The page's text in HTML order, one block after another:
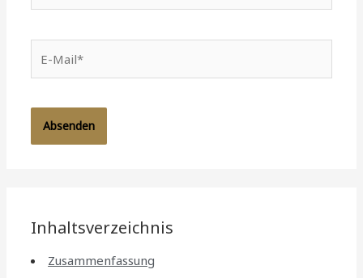
Mail*
Inhaltsverzeichnis
Zusammenfassung